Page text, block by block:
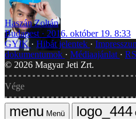
Haszán Zoltán
Budapest
2016. október 19. 8:33
GYIK
Hibát jelentek
dokumentumok
Médiaajánlat
© 2026 Magyar Jeti Zrt.
Vége
Menü